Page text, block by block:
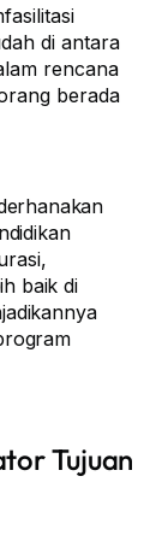
di antara
rencana
berada
baik di
Tujuan